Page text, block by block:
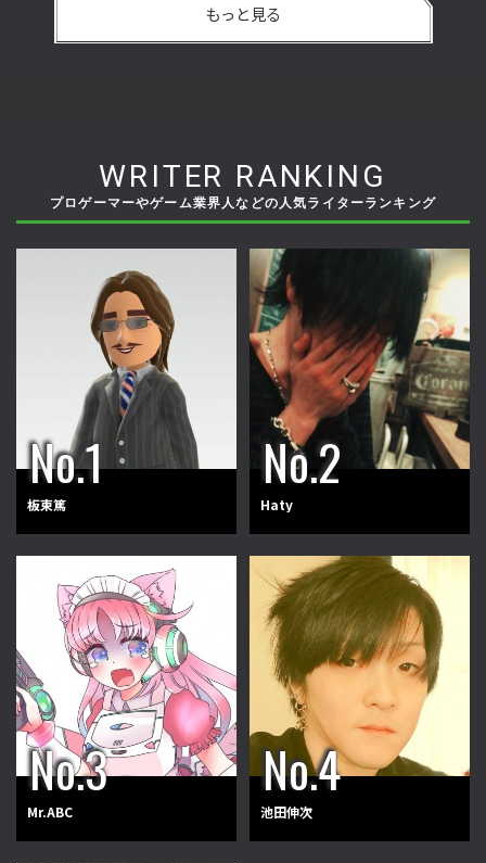
もっと見る
WRITER RANKING
プロゲーマーやゲーム業界人などの人気ライターランキング
板東篤 Haty
Mr.ABC 池田伸次